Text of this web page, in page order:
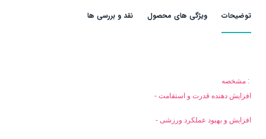
توضیحات ویژگی های محصول نقد و بررسی ها
مشخصه :
- افزایش دهنده قدرت و استقامت
- افزایش و بهبود عملکرد ورزشی